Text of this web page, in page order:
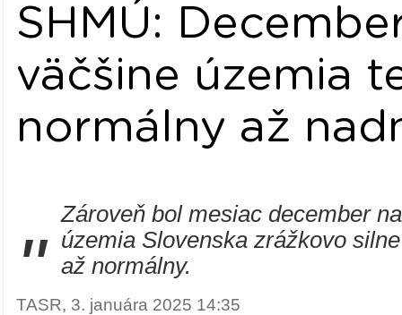
SHMÚ:
väčšine územia
normálny až
"
Zároveň bol mesiac december
územia Slovenska zrážkovo
až normálny.
TASR, 3. januára 2025 14:35